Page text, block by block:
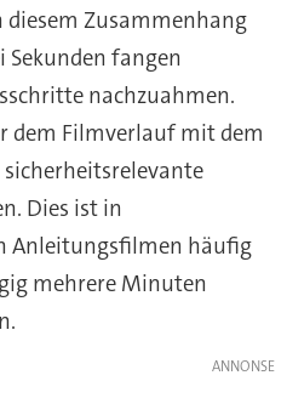
diesem Zusammenhang
Sekunden fangen
nachzuahmen.
dem Filmverlauf mit dem
sicherheitsrelevante
Dies ist in
Anleitungsfilmen häufig
mehrere Minuten